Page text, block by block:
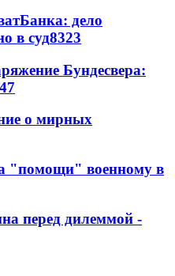
дело
в суд8323
Бундесвера:
о мирных
"помощи" военному в
перед дилеммой -